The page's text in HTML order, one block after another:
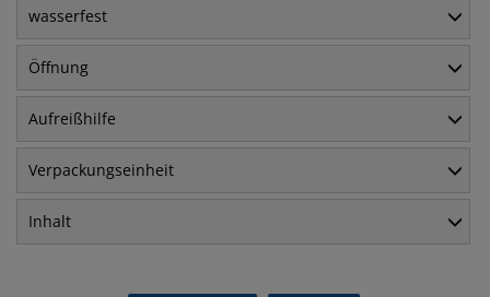
wasserfest
Öffnung
Aufreißhilfe
Verpackungseinheit
Inhalt